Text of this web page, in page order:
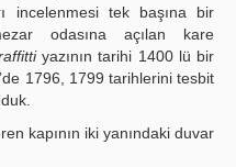
incelenmesi tek başına bir
odasına açılan kare
yazının tarihi 1400 lü bir
1796, 1799 tarihlerini tesbit
kapının iki yanındaki duvar